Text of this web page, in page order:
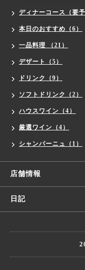
ディナーコース（要予
本日のおすすめ（6）
一品料理 （21）
デザート（5）
ドリンク（9）
ソフトドリンク（2）
ハウスワイン（4）
厳選ワイン（4）
シャンパーニュ（1）
店舗情報
日記